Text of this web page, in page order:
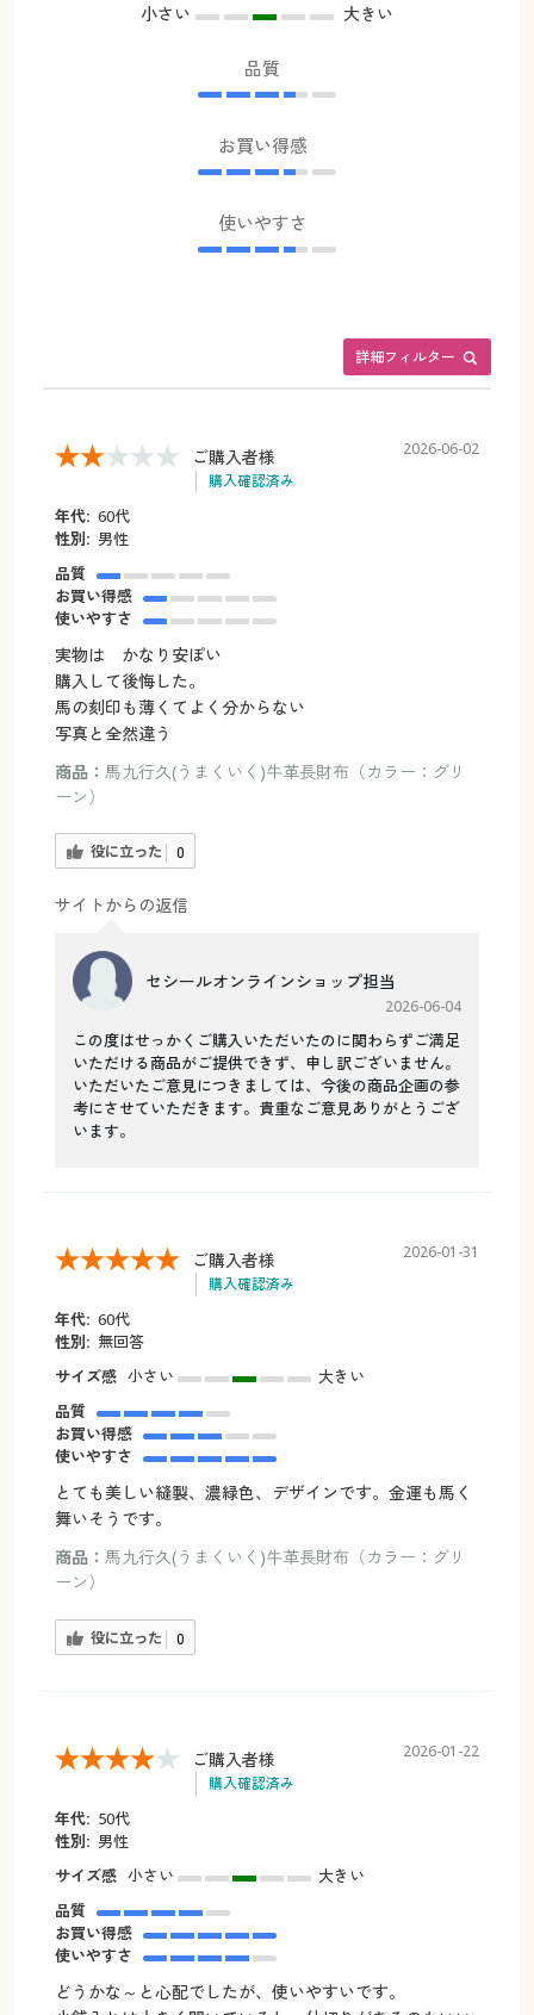
小さい 大きい
品質
お買い得感
使いやすさ
詳細フィルター
ご購入者様
購入確認済み
2026-06-02
年代: 60代
性別: 男性
品質
お買い得感
使いやすさ
実物は かなり安ぽい
購入して後悔した。
馬の刻印も薄くてよく分からない
写真と全然違う
商品： 馬九行久(うまくいく)牛革長財布（カラー：グリ
ーン）
役に立った 0
サイトからの返信
セシールオンラインショップ担当
2026-06-04
この度はせっかくご購入いただいたのに関わらずご満足
いただける商品がご提供できず、申し訳ございません。
いただいたご意見につきましては、今後の商品企画の参
考にさせていただきます。貴重なご意見ありがとうござ
います。
ご購入者様
購入確認済み
2026-01-31
年代: 60代
性別: 無回答
サイズ感 小さい
大きい
品質
お買い得感
使いやすさ
とても美しい縫製、濃緑色、デザインです。金運も馬く
舞いそうです。
商品： 馬九行久(うまくいく)牛革長財布（カラー：グリ
ーン）
役に立った 0
ご購入者様
購入確認済み
2026-01-22
年代: 50代
性別: 男性
サイズ感 小さい
大きい
品質
お買い得感
使いやすさ
どうかな～と心配でしたが、使いやすいです。